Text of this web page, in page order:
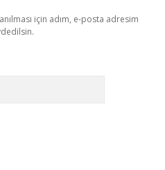
için adım, e-posta adresim